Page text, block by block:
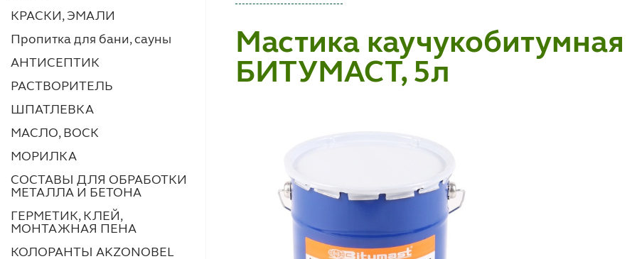
КРАСКИ, ЭМАЛИ
Пропитка для бани, сауны
АНТИСЕПТИК
РАСТВОРИТЕЛЬ
ШПАТЛЕВКА
МАСЛО, ВОСК
МОРИЛКА
СОСТАВЫ ДЛЯ ОБРАБОТКИ
МЕТАЛЛА И БЕТОНА
ГЕРМЕТИК, КЛЕЙ,
МОНТАЖНАЯ ПЕНА
КОЛОРАНТЫ AKZONOBEL
Мастика каучукобитумная
БИТУМАСТ, 5л